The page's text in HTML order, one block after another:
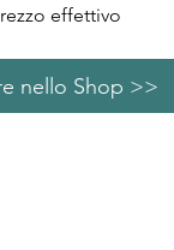
effettivo
nello Shop >>